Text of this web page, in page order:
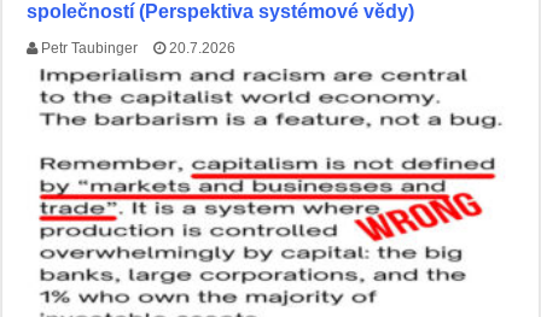
společností (Perspektiva systémové vědy)
Petr Taubinger 20.7.2026